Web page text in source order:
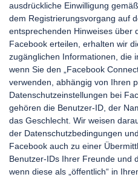
ausdrückliche Einwilligung
dem Registrierungsvorgang auf
entsprechenden Hinweises über
Facebook erteilen, erhalten wir
zugänglichen Informationen, die
wenn Sie den „Facebook
verwenden, abhängig von Ihren
Datenschutzeinstellungen bei
gehören die Benutzer-ID, der
das Geschlecht. Wir weisen
der Datenschutzbedingungen
Facebook auch zu einer
Benutzer-IDs Ihrer Freunde und
wenn diese als „öffentlich“ in